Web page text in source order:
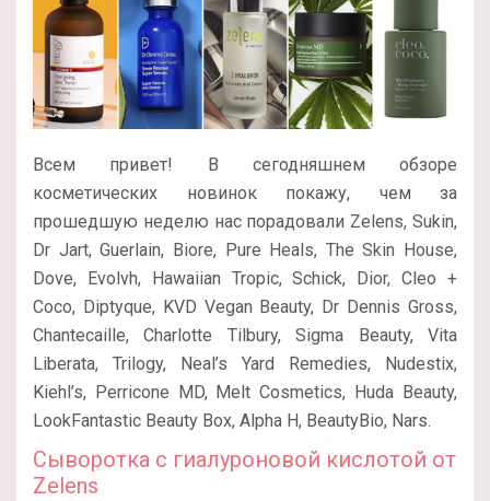
Всем привет! В сегодняшнем обзоре
косметических новинок покажу, чем за
прошедшую неделю нас порадовали Zelens, Sukin,
Dr Jart, Guerlain, Biore, Pure Heals, The Skin House,
Dove, Evolvh, Hawaiian Tropic, Schick, Dior, Cleo +
Coco, Diptyque, KVD Vegan Beauty, Dr Dennis Gross,
Chantecaille, Charlotte Tilbury, Sigma Beauty, Vita
Liberata, Trilogy, Neal’s Yard Remedies, Nudestix,
Kiehl’s, Perricone MD, Melt Cosmetics, Huda Beauty,
LookFantastic Beauty Box, Alpha H, BeautyBio, Nars.
Сыворотка с гиалуроновой кислотой от
Zelens